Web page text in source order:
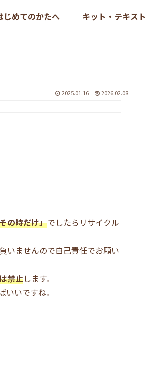
じめてのかたへ キット・テキスト
2025.01.16
2026.02.08
の時だけ」でしたらリサイクル
いませんので自己責任でお願い
禁止します。
いですね。